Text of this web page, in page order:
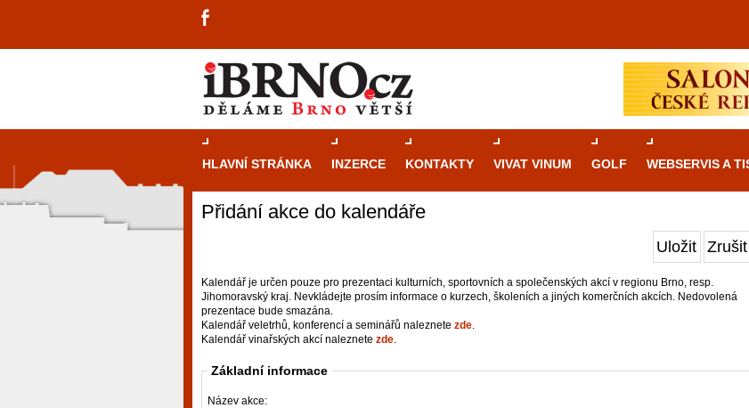
HLAVNÍ STRÁNKA INZERCE KONTAKTY VIVAT VINUM GOLF WEBSERVIS A
Přidání akce do kalendáře
Uložit Zrušit
Kalendář je určen pouze pro prezentaci kulturních, sportovních a společenských akcí v regionu Brno, resp.
Jihomoravský kraj. Nevkládejte prosím informace o kurzech, školeních a jiných komerčních akcích. Nedovolená
prezentace bude smazána.
Kalendář veletrhů, konferencí a seminářů naleznete zde.
Kalendář vinařských akcí naleznete zde.
Základní informace
Název akce:
kasinovými hrami v Brně: Od
Brno je městem známým pro zajímavé památky, skvělé
restaurace, divadla a univerzity. Mimo jiné je ale také
místem, kde si můžete legálně a bezpečně vyzkoušet
rulety až po moderní automaty jak pro
návštěvníky, tak pro příležitostné hráče. V...